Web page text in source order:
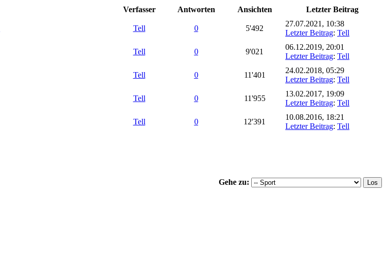
Verfasser Antworten Ansichten Letzter Beitrag
Tell 0 5'492
27.07.2021, 10:38
Letzter Beitrag: Tell
Tell 0 9'021
06.12.2019, 20:01
Letzter Beitrag: Tell
Tell 0 11'401
24.02.2018, 05:29
Letzter Beitrag: Tell
Tell 0 11'955
13.02.2017, 19:09
Letzter Beitrag: Tell
Tell 0 12'391
10.08.2016, 18:21
Letzter Beitrag: Tell
Gehe zu: